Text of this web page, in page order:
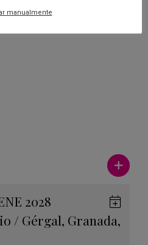
- OTRI
Ver más
2028
/ Gérgal, Granada,
en
manualmente